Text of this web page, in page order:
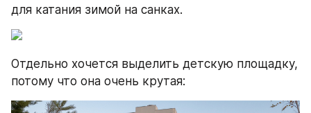
для катания зимой на санках.
Отдельно хочется выделить детскую площадку,
потому что она очень крутая: